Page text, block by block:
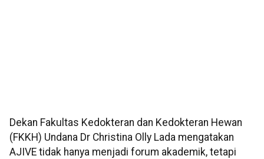
Dekan Fakultas Kedokteran dan Kedokteran Hewan
(FKKH) Undana Dr Christina Olly Lada mengatakan
AJIVE tidak hanya menjadi forum akademik, tetapi